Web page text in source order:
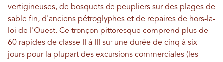
vertigineuses, de bosquets de peupliers sur des plages de
sable fin, d'anciens pétroglyphes et de repaires de hors-la-
loi de l'Ouest. Ce tronçon pittoresque comprend plus de
60 rapides de classe II à III sur une durée de cinq à six
jours pour la plupart des excursions commerciales (les